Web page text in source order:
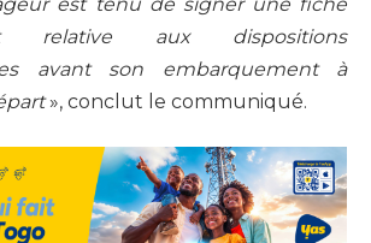
relative aux dispositions
avant son embarquement à
», conclut le communiqué.